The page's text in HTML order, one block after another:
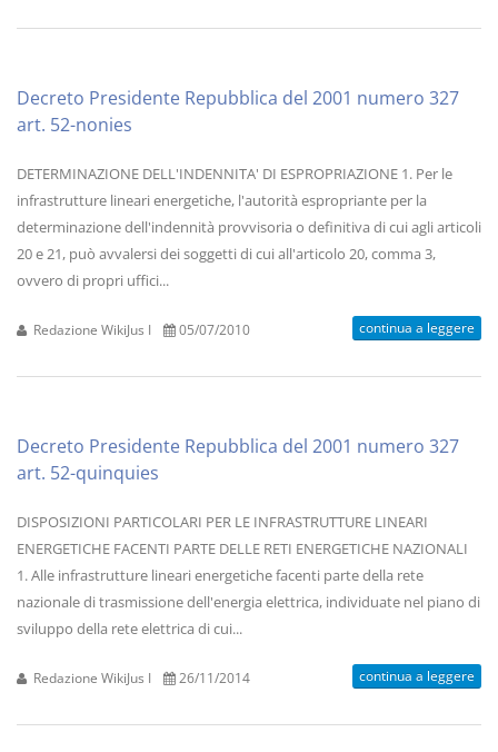
Decreto Presidente Repubblica del 2001 numero 327
art. 52-nonies
DETERMINAZIONE DELL'INDENNITA' DI ESPROPRIAZIONE 1. Per le
infrastrutture lineari energetiche, l'autorità espropriante per la
determinazione dell'indennità provvisoria o definitiva di cui agli articoli
20 e 21, può avvalersi dei soggetti di cui all'articolo 20, comma 3,
ovvero di propri uffici...
Redazione WikiJus I 05/07/2010 continua a leggere
Decreto Presidente Repubblica del 2001 numero 327
art. 52-quinquies
DISPOSIZIONI PARTICOLARI PER LE INFRASTRUTTURE LINEARI
ENERGETICHE FACENTI PARTE DELLE RETI ENERGETICHE NAZIONALI
1. Alle infrastrutture lineari energetiche facenti parte della rete
nazionale di trasmissione dell'energia elettrica, individuate nel piano di
sviluppo della rete elettrica di cui...
Redazione WikiJus I 26/11/2014 continua a leggere